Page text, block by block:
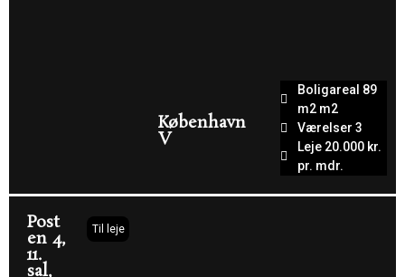
Boligareal 89
m2 m2
Værelser 3
Leje 20.000 kr.
pr. mdr.
Post
en 4,
11.
sal,
Til leje
København
V